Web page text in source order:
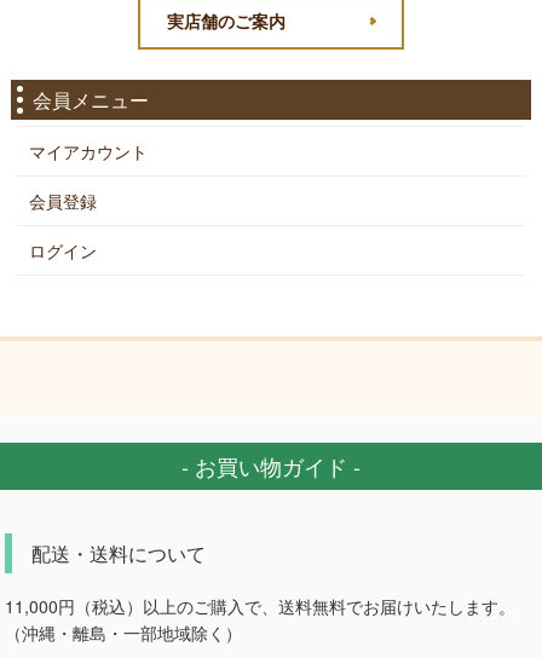
実店舗のご案内
会員メニュー
マイアカウント
会員登録
ログイン
- お買い物ガイド -
配送・送料について
11,000円（税込）以上のご購入で、送料無料でお届けいたします。
（沖縄・離島・一部地域除く）